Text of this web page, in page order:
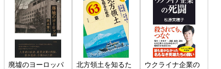
廃墟のヨーロッパ
北方領土を知るた
ウクライナ企業の